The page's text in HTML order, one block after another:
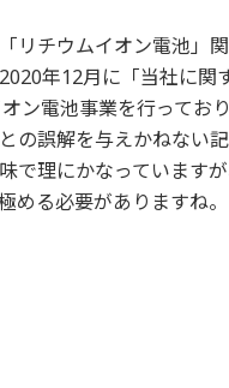
リチウムイオン電池」
年12月に「当社に関
オン電池事業を行って
の誤解を与えかねない
で理にかなっています
める必要がありますね。